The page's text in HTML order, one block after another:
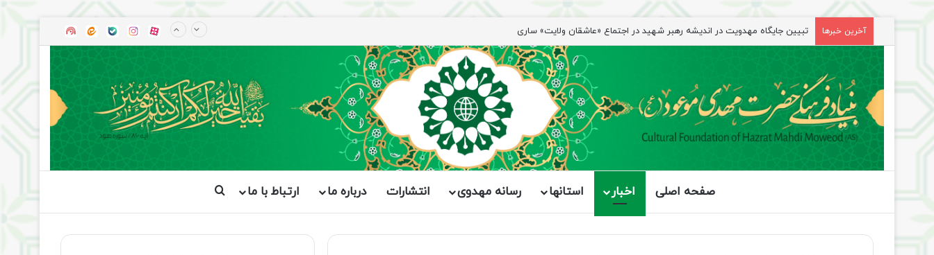
آخرین خبرها تبیین جایگاه مهدویت در اندیشه رهبر شهید در اجتماع «عاشقان ولایت» ساری آپاراتاینستاگرام
بله ایتا
صفحه اصلی اخبار استانها رسانه مهدوی انتشارات درباره ما ارتباط با ما جستجو برای